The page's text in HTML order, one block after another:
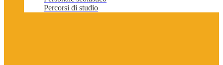
Percorsi di studio